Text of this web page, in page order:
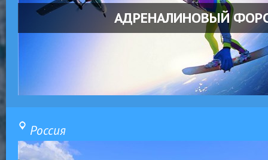
АДРЕНАЛИНОВЫЙ
Россия